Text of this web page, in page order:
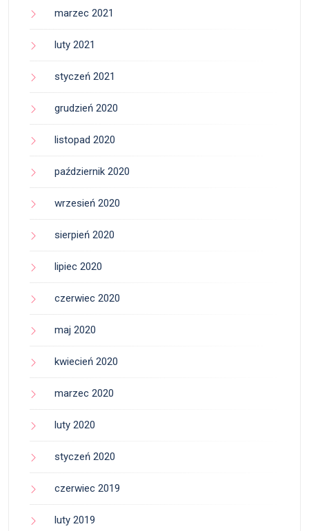
marzec 2021
luty 2021
styczeń 2021
grudzień 2020
listopad 2020
październik 2020
wrzesień 2020
sierpień 2020
lipiec 2020
czerwiec 2020
maj 2020
kwiecień 2020
marzec 2020
luty 2020
styczeń 2020
czerwiec 2019
luty 2019